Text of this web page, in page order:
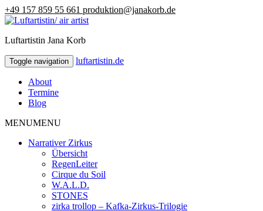
+49 157 859 55 661 produktion@janakorb.de
luftartistin.de
Luftartistin Jana Korb
Toggle navigation luftartistin.de
About
Termine
Blog
MENUMENU
Narrativer Zirkus
Übersicht
RegenLeiter
Cirque du Soil
W.A.L.D.
STONES
zirka trollop – Kafka-Zirkus-Trilogie